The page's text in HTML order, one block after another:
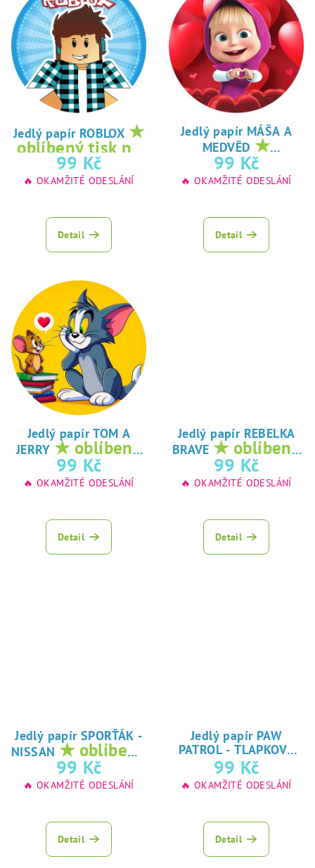
Jedlý papír ROBLOX ★
oblíbený tisk na
jedlý papír
99 Kč
🔥 OKAMŽITÉ ODESLÁNÍ
Detail
Jedlý papír MÁŠA A
MEDVĚD ★
oblíbený tisk na
jedlý papír
99 Kč
🔥 OKAMŽITÉ ODESLÁNÍ
Detail
Jedlý papír TOM A
JERRY ★ oblíbený
tisk na jedlý
papír
99 Kč
🔥 OKAMŽITÉ ODESLÁNÍ
Detail
Jedlý papír REBELKA
BRAVE ★ oblíbený
tisk na jedlý
papír
99 Kč
🔥 OKAMŽITÉ ODESLÁNÍ
Detail
Jedlý papír SPORŤÁK -
NISSAN ★ oblíbený
tisk na jedlý
papír
99 Kč
🔥 OKAMŽITÉ ODESLÁNÍ
Detail
Jedlý papír PAW
PATROL - TLAPKOVÁ
PATROLA★
oblíbený tisk na
jedlý papír
99 Kč
🔥 OKAMŽITÉ ODESLÁNÍ
Detail